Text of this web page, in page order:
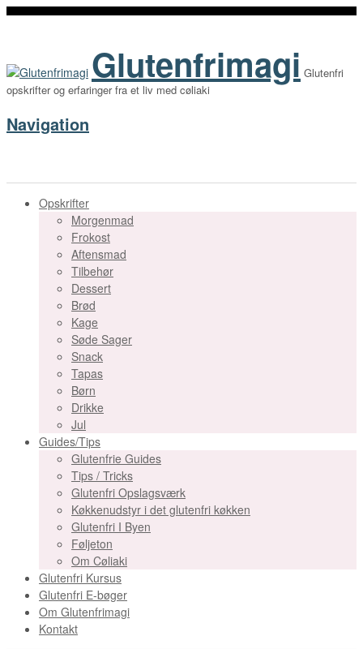
Glutenfrimagi Glutenfri
opskrifter og erfaringer fra et liv med cøliaki
Navigation
Opskrifter
Morgenmad
Frokost
Aftensmad
Tilbehør
Dessert
Brød
Kage
Søde Sager
Snack
Tapas
Børn
Drikke
Jul
Guides/Tips
Glutenfrie Guides
Tips / Tricks
Glutenfri Opslagsværk
Køkkenudstyr i det glutenfri køkken
Glutenfri I Byen
Føljeton
Om Cøliaki
Glutenfri Kursus
Glutenfri E-bøger
Om Glutenfrimagi
Kontakt